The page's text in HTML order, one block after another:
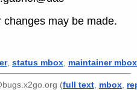
may be made.
, status mbox maintainer mbox
(full text mbox